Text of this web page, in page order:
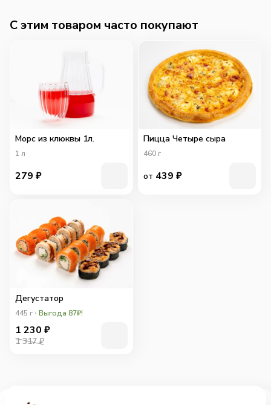
C этим товаром часто покупают
Морс из клюквы 1л.
1 л
279 ₽
Пицца Четыре сыра
460 г
от 439 ₽
Дегустатор
445 г Выгода 87₽!
1 230 ₽
1 317 ₽